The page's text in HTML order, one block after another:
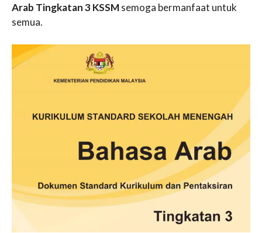
Arab Tingkatan 3 KSSMsemoga bermanfaat untuk
semua.